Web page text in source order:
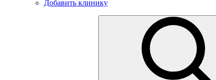
Добавить клинику